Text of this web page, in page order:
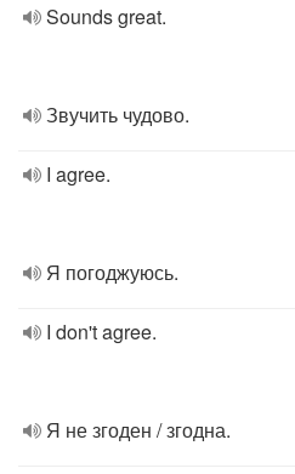
Sounds great.
Звучить чудово.
I agree.
Я погоджуюсь.
I don't agree.
Я не згоден / згодна.